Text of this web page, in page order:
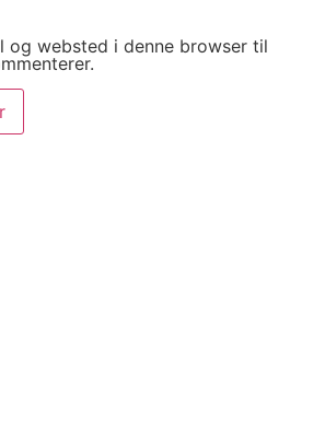
og websted i denne browser til